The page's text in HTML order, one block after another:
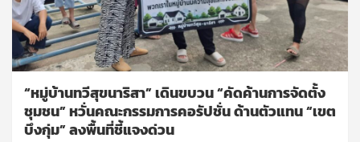
“หมู่บ้านทวีสุขนาริสา” เดินขบวน “คัดค้านการจัดตั้ง
ชุมชน” หวั่นคณะกรรมการคอรัปชั่น ด้านตัวแทน “เขต
บึงกุ่ม” ลงพื้นที่ชี้แจงด่วน